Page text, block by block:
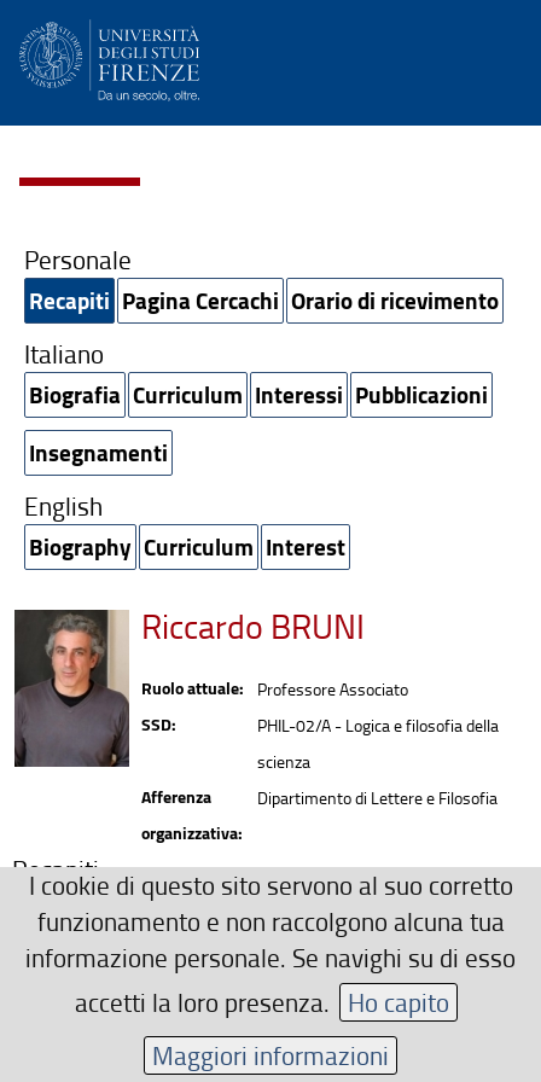
Personale
Recapiti Pagina Cercachi Orario di ricevimento
Italiano
Biografia Curriculum Interessi Pubblicazioni
Insegnamenti
English
Biography Curriculum Interest
Riccardo BRUNI
Ruolo attuale: Professore Associato
SSD:
PHIL-02/A - Logica e filosofia della
scienza
Afferenza
organizzativa:
Dipartimento di Lettere e Filosofia
Recapiti
0552756248
riccardo.bruni(AT)unifi.it
Area riservata
I cookie di questo sito servono al suo corretto
funzionamento e non raccolgono alcuna tua
informazione personale. Se navighi su di esso
accetti la loro presenza. Ho capito
Maggiori informazioni